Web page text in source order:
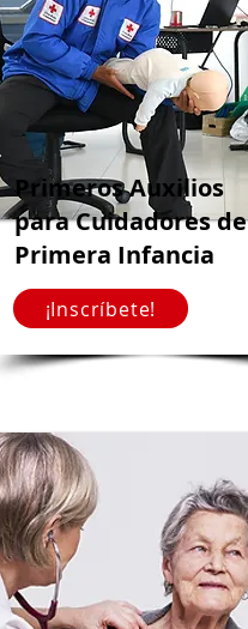
Primeros Auxilios
para Cuidadores de
Primera Infancia
¡Inscríbete!